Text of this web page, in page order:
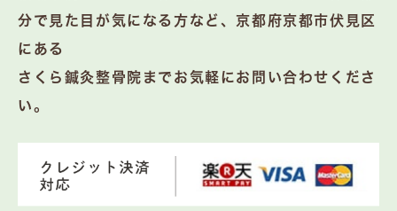
分で見た目が気になる方など、京都府京都市伏見区
にある
さくら鍼灸整骨院までお気軽にお問い合わせくださ
い。